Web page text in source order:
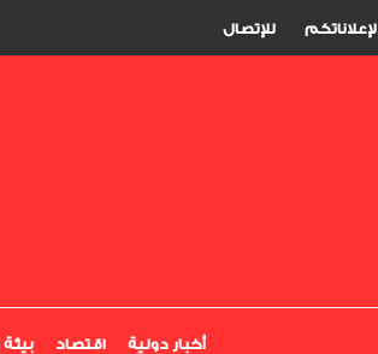
للإتصال لإعلاناتكم
اقتصاد أخبار دولية